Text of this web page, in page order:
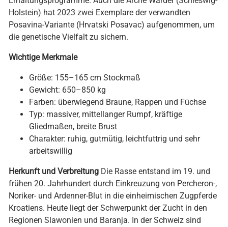
Holstein) hat 2023 zwei Exemplare der verwandten
Posavina-Variante (Hrvatski Posavac) aufgenommen, um
die genetische Vielfalt zu sichern.
Wichtige Merkmale
Größe: 155–165 cm Stockmaß
Gewicht: 650–850 kg
Farben: überwiegend Braune, Rappen und Füchse
Typ: massiver, mittellanger Rumpf, kräftige
Gliedmaßen, breite Brust
Charakter: ruhig, gutmütig, leichtfuttrig und sehr
arbeitswillig
Herkunft und Verbreitung Die Rasse entstand im 19. und
frühen 20. Jahrhundert durch Einkreuzung von Percheron-,
Noriker- und Ardenner-Blut in die einheimischen Zugpferde
Kroatiens. Heute liegt der Schwerpunkt der Zucht in den
Regionen Slawonien und Baranja. In der Schweiz sind